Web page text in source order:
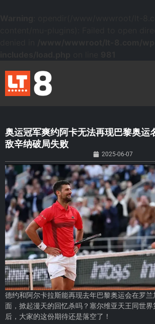
奥运冠军爽约阿卡无法再现巴黎奥运
敌辛纳破局失败
2025-06-07
德约和阿尔卡拉斯能再现去年巴黎奥运会在罗
面，掀起漫天的回忆杀吗？塞尔维亚天王同世
后，大家的这份期待还是落空了！